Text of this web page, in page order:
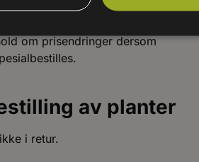
om prisendringer dersom
av planter
i retur.